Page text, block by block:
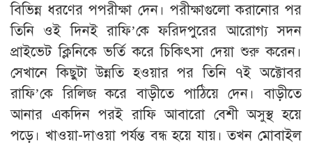
বিভিন্ন ধরণের পপরীক্ষা দেন। পরীক্ষাগুলো করানোর পর
তিনি ওই দিনই রাফি’কে ফরিদপুরের আরোগ্য সদন
প্রাইভেট ক্লিনিকে ভর্তি করে চিকিৎসা দেয়া শুরু করেন।
সেখানে কিছুটা উন্নতি হওয়ার পর তিনি ৭ই অক্টোবর
রাফি’কে রিলিজ করে বাড়ীতে পাঠিয়ে দেন। বাড়ীতে
আনার একদিন পরই রাফি আবারো বেশী অসুস্থ হয়ে
পড়ে। খাওয়া-দাওয়া পর্যন্ত বন্ধ হয়ে যায়। তখন মোবাইল